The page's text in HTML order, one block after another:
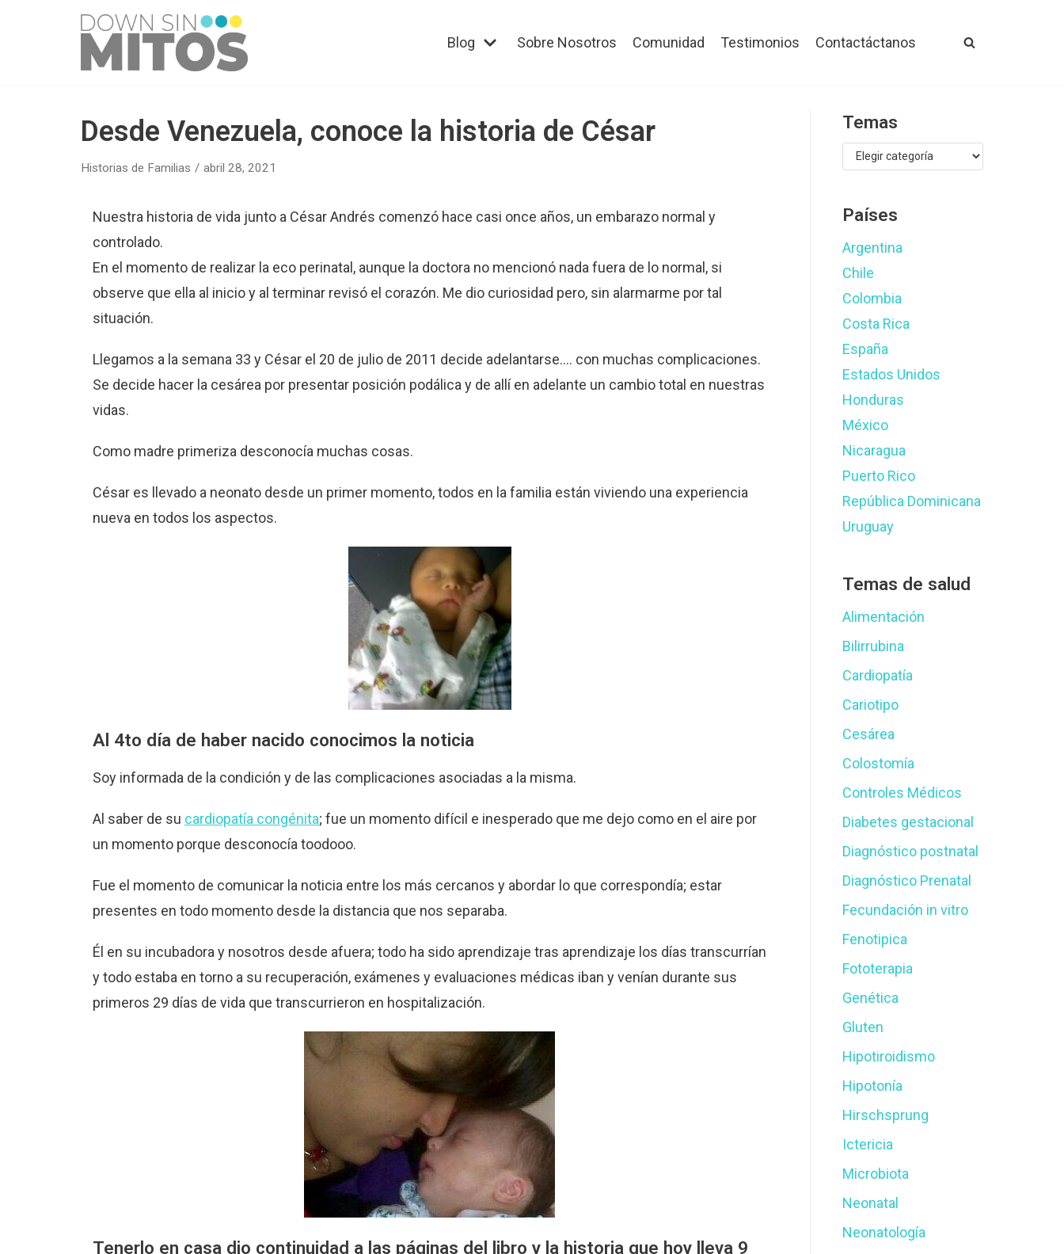
Blog Sobre Nosotros Comunidad Testimonios Contactáctanos
Desde Venezuela, conoce la historia de César
Historias de Familias abril 28, 2021
Nuestra historia de vida junto a César Andrés comenzó hace casi once años, un embarazo normal y
controlado.
En el momento de realizar la eco perinatal, aunque la doctora no mencionó nada fuera de lo normal, si
observe que ella al inicio y al terminar revisó el corazón. Me dio curiosidad pero, sin alarmarme por tal
situación.
Llegamos a la semana 33 y César el 20 de julio de 2011 decide adelantarse…. con muchas complicaciones.
Se decide hacer la cesárea por presentar posición podálica y de allí en adelante un cambio total en nuestras
vidas.
Como madre primeriza desconocía muchas cosas.
César es llevado a neonato desde un primer momento, todos en la familia están viviendo una experiencia
nueva en todos los aspectos.
Al 4to día de haber nacido conocimos la noticia
Soy informada de la condición y de las complicaciones asociadas a la misma.
Al saber de su cardiopatía congénita; fue un momento difícil e inesperado que me dejo como en el aire por
un momento porque desconocía toodooo.
Fue el momento de comunicar la noticia entre los más cercanos y abordar lo que correspondía; estar
presentes en todo momento desde la distancia que nos separaba.
Él en su incubadora y nosotros desde afuera; todo ha sido aprendizaje tras aprendizaje los días transcurrían
y todo estaba en torno a su recuperación, exámenes y evaluaciones médicas iban y venían durante sus
primeros 29 días de vida que transcurrieron en hospitalización.
Tenerlo en casa dio continuidad a las páginas del libro y la historia que hoy lleva 9
Temas
Países
Argentina
Chile
Colombia
Costa Rica
España
Estados Unidos
Honduras
México
Nicaragua
Puerto Rico
República Dominicana
Uruguay
Temas de salud
Alimentación
Bilirrubina
Cardiopatía
Cariotipo
Cesárea
Colostomía
Controles Médicos
Diabetes gestacional
Diagnóstico postnatal
Diagnóstico Prenatal
Fecundación in vitro
Fenotipica
Fototerapia
Genética
Gluten
Hipotiroidismo
Hipotonía
Hirschsprung
Ictericia
Microbiota
Neonatal
Neonatología